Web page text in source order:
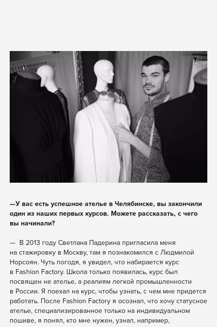
—У вас есть успешное ателье в Челябинске, вы закончили
один из наших первых курсов. Можете рассказать, с чего
вы начинали?
— В 2013 году Светлана Падерина пригласила меня
на стажировку в Москву, там я познакомился с Людмилой
Норсоян. Чуть погодя, я увидел, что набирается курс
в Fashion Factory. Школа только появилась, курс был
посвящен не ателье, а реалиям легкой промышленности
в России. Я поехал на курс, чтобы узнать, с чем мне придется
работать. После Fashion Factory я осознал, что хочу статусное
ателье, специализированное только на индивидуальном
пошиве, я понял, кто мне нужен, узнал, например,